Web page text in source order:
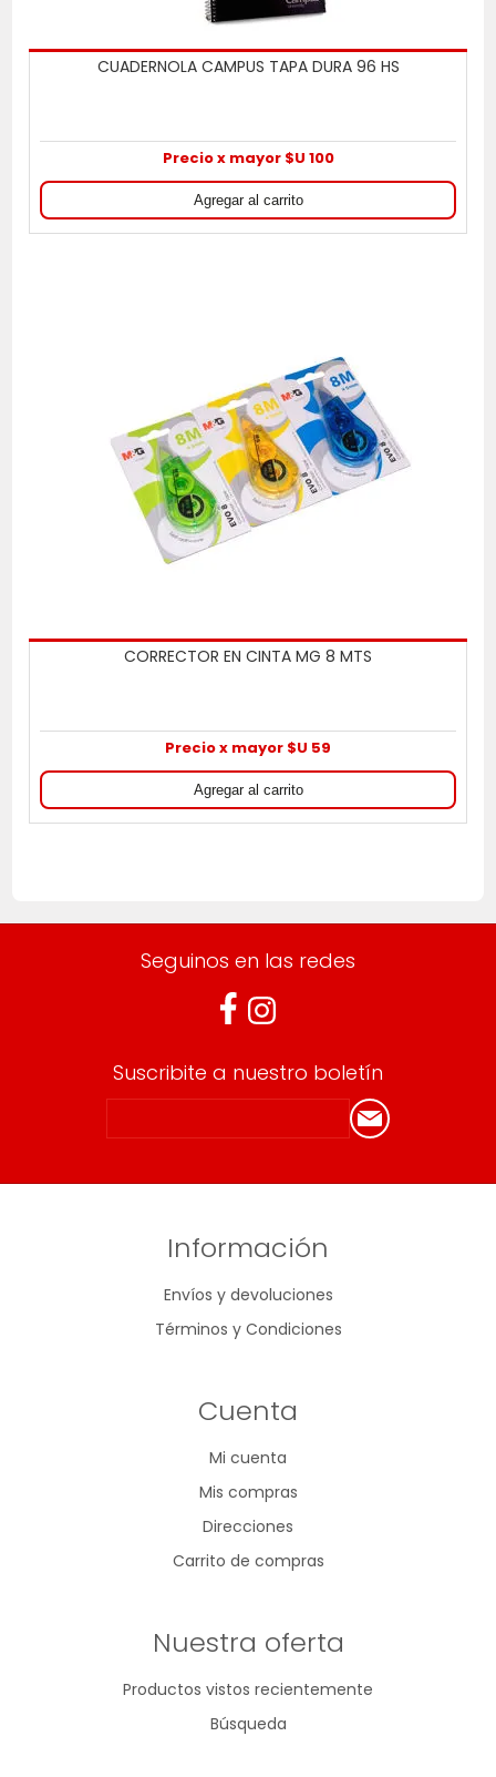
CUADERNOLA CAMPUS TAPA DURA 96 HS
Precio x mayor $U 100
CORRECTOR EN CINTA MG 8 MTS
Precio x mayor $U 59
Seguinos en las redes
Suscribite a nuestro boletín
Información
Envíos y devoluciones
Términos y Condiciones
Cuenta
Mi cuenta
Mis compras
Direcciones
Carrito de compras
Nuestra oferta
Productos vistos recientemente
Búsqueda